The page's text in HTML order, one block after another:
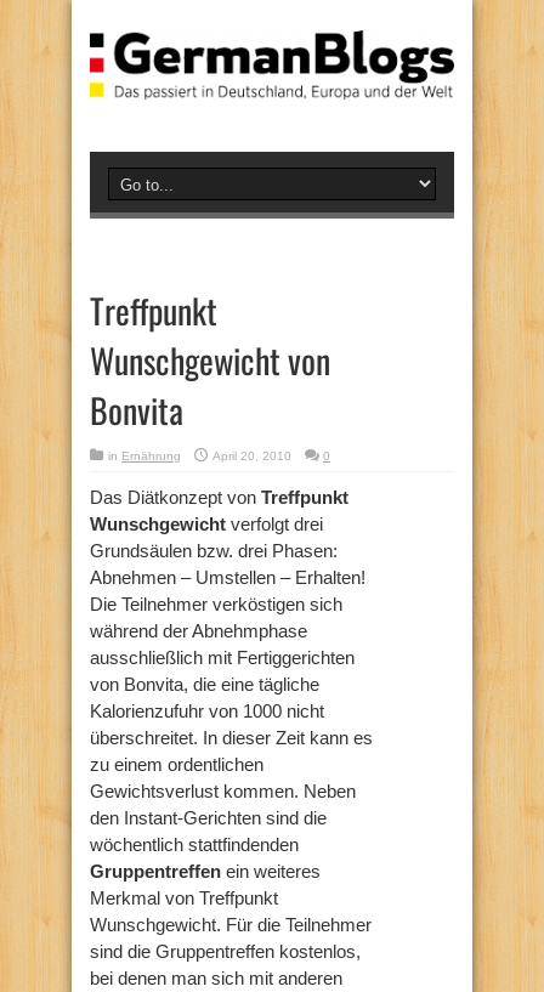
Treffpunkt
Wunschgewicht von
Bonvita
in Ernährung April 20, 2010 0
Das Diätkonzept von Treffpunkt
Wunschgewicht verfolgt drei
Grundsäulen bzw. drei Phasen:
Abnehmen – Umstellen – Erhalten!
Die Teilnehmer verköstigen sich
während der Abnehmphase
ausschließlich mit Fertiggerichten
von Bonvita, die eine tägliche
Kalorienzufuhr von 1000 nicht
überschreitet. In dieser Zeit kann es
zu einem ordentlichen
Gewichtsverlust kommen. Neben
den Instant-Gerichten sind die
wöchentlich stattfindenden
Gruppentreffen ein weiteres
Merkmal von Treffpunkt
Wunschgewicht. Für die Teilnehmer
sind die Gruppentreffen kostenlos,
bei denen man sich mit anderen